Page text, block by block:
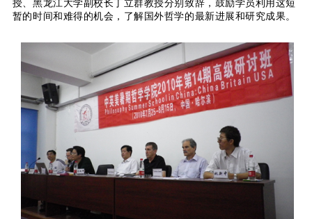
授、黑龙江大学副校长丁立群教授分别致辞，鼓励学员利用这短
暂的时间和难得的机会，了解国外哲学的最新进展和研究成果。